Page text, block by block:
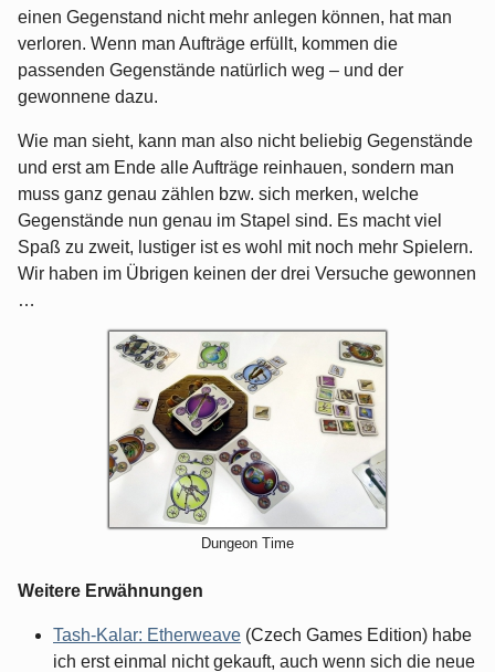
einen Gegenstand nicht mehr anlegen können, hat man
verloren. Wenn man Aufträge erfüllt, kommen die
passenden Gegenstände natürlich weg – und der
gewonnene dazu.
Wie man sieht, kann man also nicht beliebig Gegenstände
und erst am Ende alle Aufträge reinhauen, sondern man
muss ganz genau zählen bzw. sich merken, welche
Gegenstände nun genau im Stapel sind. Es macht viel
Spaß zu zweit, lustiger ist es wohl mit noch mehr Spielern.
Wir haben im Übrigen keinen der drei Versuche gewonnen
…
Dungeon Time
Weitere Erwähnungen
Tash-Kalar: Etherweave (Czech Games Edition) habe
ich erst einmal nicht gekauft, auch wenn sich die neue